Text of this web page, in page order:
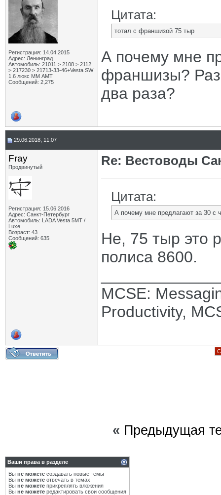
Регистрация: 14.04.2015
Адрес: Ленинград
Автомобиль: 21011 > 2108 > 2112
> 217230 > 21713-33-46+Vesta SW
1.6 люкс ММ АМТ
Сообщений: 2,275
Цитата:
тотал с франшизой 75 тыр
А почему мне
франшизы?
два раза?
29.06.2018, 11:07
Fray
Продвинутый
Регистрация: 15.06.2016
Адрес: Санкт-Петербург
Автомобиль: LADA Vesta 5МТ /
Luxe
Возраст: 43
Сообщений: 635
Re: Вестоводы
Цитата:
А почему мне предлагают за 30 с
Не, 75 тыр это
полиса 8600.
MCSE:
Productivity,
« Предыдущая
Ваши права в разделе
Вы не можете создавать новые темы
Вы не можете отвечать в темах
Вы не можете прикреплять вложения
Вы не можете редактировать свои сообщения